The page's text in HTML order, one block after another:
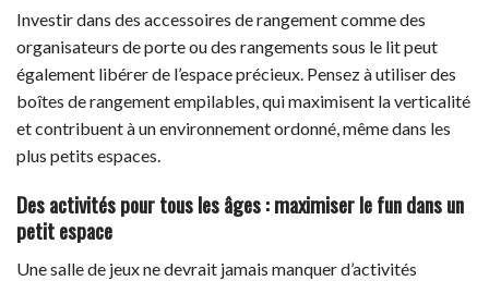
Investir dans des accessoires de rangement comme des
organisateurs de porte ou des rangements sous le lit peut
également libérer de l’espace précieux. Pensez à utiliser des
boîtes de rangement empilables, qui maximisent la verticalité
et contribuent à un environnement ordonné, même dans les
plus petits espaces.
Des activités pour tous les âges : maximiser le fun dans un
petit espace
Une salle de jeux ne devrait jamais manquer d’activités